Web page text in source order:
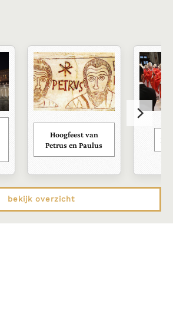
Hoogfeest van
Petrus en Paulus
bekijk overzicht